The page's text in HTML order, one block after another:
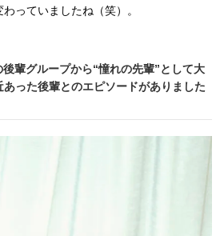
っていましたね（笑）。
輩グループから“憧れの先輩”として大
った後輩とのエピソードがありました